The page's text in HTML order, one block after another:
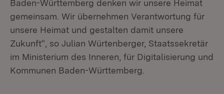
Baden-Württemberg denken wir unsere Heimat
gemeinsam. Wir übernehmen Verantwortung für
unsere Heimat und gestalten damit unsere
Zukunft“, so Julian Würtenberger, Staatssekretär
im Ministerium des Inneren, für Digitalisierung und
Kommunen Baden-Württemberg.